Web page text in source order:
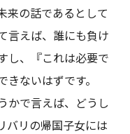
来の話であるとして
言えば、誰にも負け
し、『これは必要で
ないはずです。
かで言えば、どうし
バリの帰国子女には